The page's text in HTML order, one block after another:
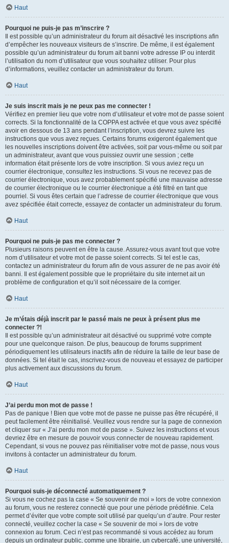
Haut
Pourquoi ne puis-je pas m’inscrire ?
Il est possible qu’un administrateur du forum ait désactivé les inscriptions afin
d’empêcher les nouveaux visiteurs de s’inscrire. De même, il est également
possible qu’un administrateur du forum ait banni votre adresse IP ou interdit
l’utilisation du nom d’utilisateur que vous souhaitez utiliser. Pour plus
d’informations, veuillez contacter un administrateur du forum.
Haut
Je suis inscrit mais je ne peux pas me connecter !
Vérifiez en premier lieu que votre nom d’utilisateur et votre mot de passe soient
corrects. Si la fonctionnalité de la COPPA est activée et que vous avez spécifié
avoir en dessous de 13 ans pendant l’inscription, vous devrez suivre les
instructions que vous avez reçues. Certains forums exigeront également que
les nouvelles inscriptions doivent être activées, soit par vous-même ou soit par
un administrateur, avant que vous puissiez ouvrir une session ; cette
information était présente lors de votre inscription. Si vous aviez reçu un
courrier électronique, consultez les instructions. Si vous ne recevez pas de
courrier électronique, vous avez probablement spécifié une mauvaise adresse
de courrier électronique ou le courrier électronique a été filtré en tant que
pourriel. Si vous êtes certain que l’adresse de courrier électronique que vous
avez spécifiée était correcte, essayez de contacter un administrateur du forum.
Haut
Pourquoi ne puis-je pas me connecter ?
Plusieurs raisons peuvent en être la cause. Assurez-vous avant tout que votre
nom d’utilisateur et votre mot de passe soient corrects. Si tel est le cas,
contactez un administrateur du forum afin de vous assurer de ne pas avoir été
banni. Il est également possible que le propriétaire du site internet ait un
problème de configuration et qu’il soit nécessaire de la corriger.
Haut
Je m’étais déjà inscrit par le passé mais ne peux à présent plus me
connecter ?!
Il est possible qu’un administrateur ait désactivé ou supprimé votre compte
pour une quelconque raison. De plus, beaucoup de forums suppriment
périodiquement les utilisateurs inactifs afin de réduire la taille de leur base de
données. Si tel était le cas, inscrivez-vous de nouveau et essayez de participer
plus activement aux discussions du forum.
Haut
J’ai perdu mon mot de passe !
Pas de panique ! Bien que votre mot de passe ne puisse pas être récupéré, il
peut facilement être réinitialisé. Veuillez vous rendre sur la page de connexion
et cliquer sur « J’ai perdu mon mot de passe ». Suivez les instructions et vous
devriez être en mesure de pouvoir vous connecter de nouveau rapidement.
Cependant, si vous ne pouvez pas réinitialiser votre mot de passe, nous vous
invitons à contacter un administrateur du forum.
Haut
Pourquoi suis-je déconnecté automatiquement ?
Si vous ne cochez pas la case « Se souvenir de moi » lors de votre connexion
au forum, vous ne resterez connecté que pour une période prédéfinie. Cela
permet d’éviter que votre compte soit utilisé par quelqu’un d’autre. Pour rester
connecté, veuillez cocher la case « Se souvenir de moi » lors de votre
connexion au forum. Ceci n’est pas recommandé si vous accédez au forum
depuis un ordinateur public, comme une librairie, un cybercafé, une université,